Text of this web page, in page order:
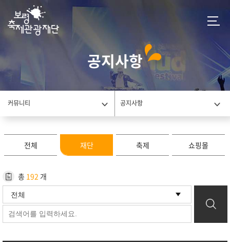
공지사항
커뮤니티 공지사항
전체 재단 축제 쇼핑몰
총 192 개